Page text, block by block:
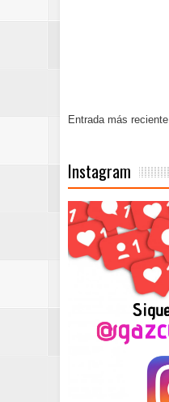
Entrada más reciente
Instagram